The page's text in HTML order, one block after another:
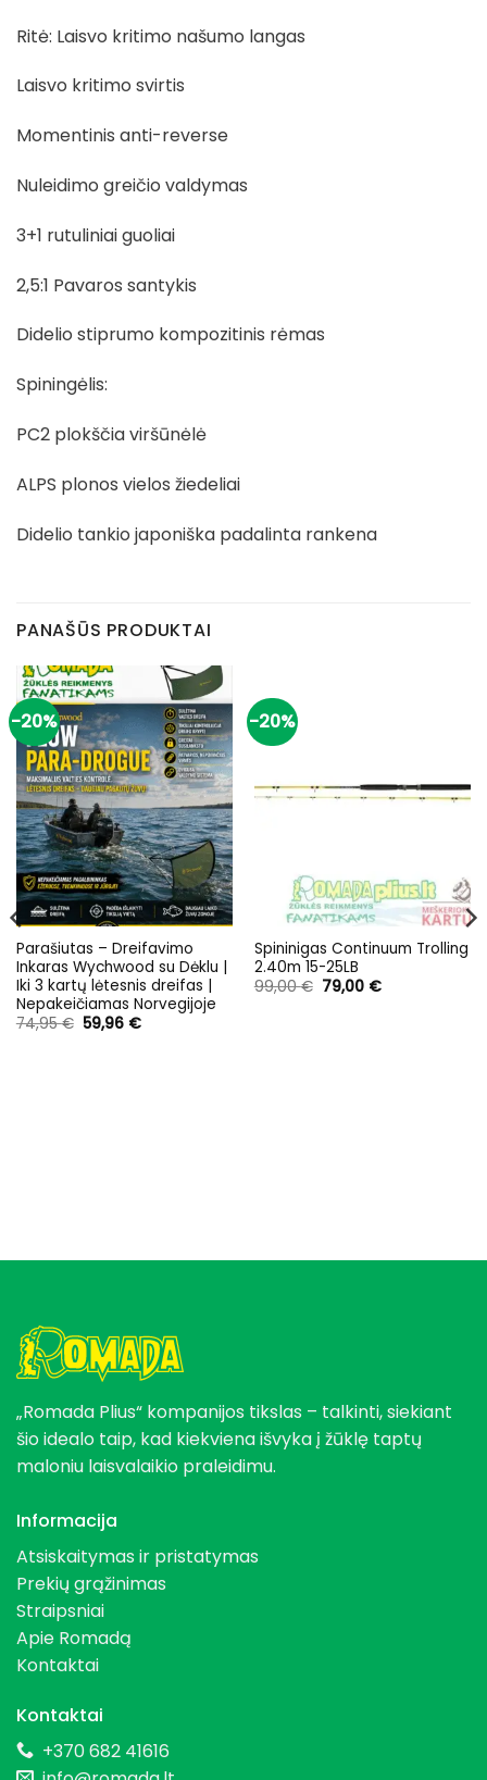
Ritė: Laisvo kritimo našumo langas
Laisvo kritimo svirtis
Momentinis anti-reverse
Nuleidimo greičio valdymas
3+1 rutuliniai guoliai
2,5:1 Pavaros santykis
Didelio stiprumo kompozitinis rėmas
Spiningėlis:
PC2 plokščia viršūnėlė
ALPS plonos vielos žiedeliai
Didelio tankio japoniška padalinta rankena
PANAŠŪS PRODUKTAI
-20%
Parašiutas – Dreifavimo
Inkaras Wychwood su Dėklu |
Iki 3 kartų lėtesnis dreifas |
Nepakeičiamas Norvegijoje
74,95€ Original
price
59,96 €Current
-20%
Spininigas Continuum Trolling
2.40m 15-25LB
99,00€ Original
price
79,00 €Current
„Romada Plius“ kompanijos tikslas – talkinti, siekiant
šio idealo taip, kad kiekviena išvyka į žūklę taptų
maloniu laisvalaikio praleidimu.
Informacija
Atsiskaitymas ir pristatymas
Prekių grąžinimas
Straipsniai
Apie Romadą
Kontaktai
Kontaktai
+370 682 41616